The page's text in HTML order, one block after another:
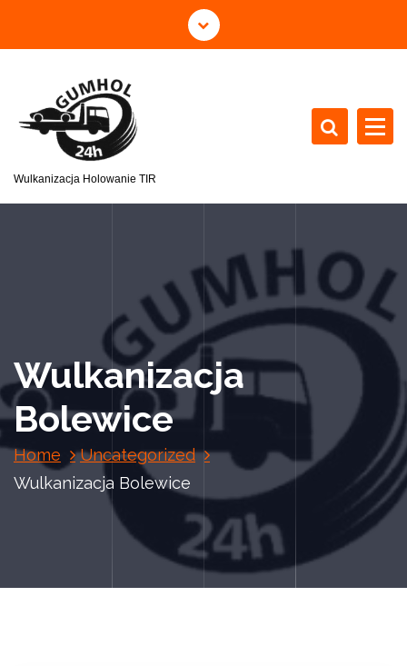
Wulkanizacja Holowanie TIR
Wulkanizacja
Bolewice
Home
Uncategorized
Wulkanizacja Bolewice